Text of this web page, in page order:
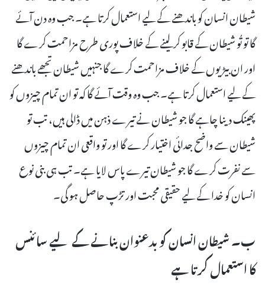
شیطان انسان کو باندھنے کے لیے استعمال کرتا ہے۔ جب وہ دن آئے
گا تو تُو شیطان کے قابو کر لینے کے خلاف پوری طرح مزاحمت کرے گا
اور ان بیڑیوں کے خلاف مزاحمت کرے گا جنہیں شیطان تجھے باندھنے
کے لیے استعمال کرتا ہے۔ جب وہ وقت آئے گا کہ تو ان تمام چیزوں کو
پھینک دینا چاہے گا جو شیطان نے تیرے ذہن میں ڈالی ہیں، تب تو
شیطان سے واضح جدائی اختیار کرے گا اور تو واقعی ان تمام چیزوں
سے نفرت کرے گا جو شیطان تیرے پاس لایا ہے۔ تب ہی بنی نوع
انسان کو خدا کے لیے حقیقی محبت اور تڑپ حاصل ہو گی۔
ب۔ شیطان انسان کو بدعنوان بنانے کے لیے سائنس
کا استعمال کرتا ہے